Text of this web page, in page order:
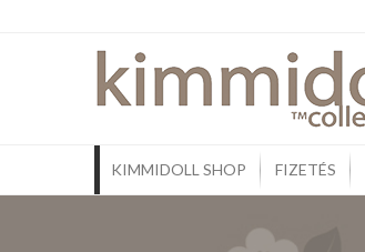
KIMMIDOLL SHOP FIZETÉS